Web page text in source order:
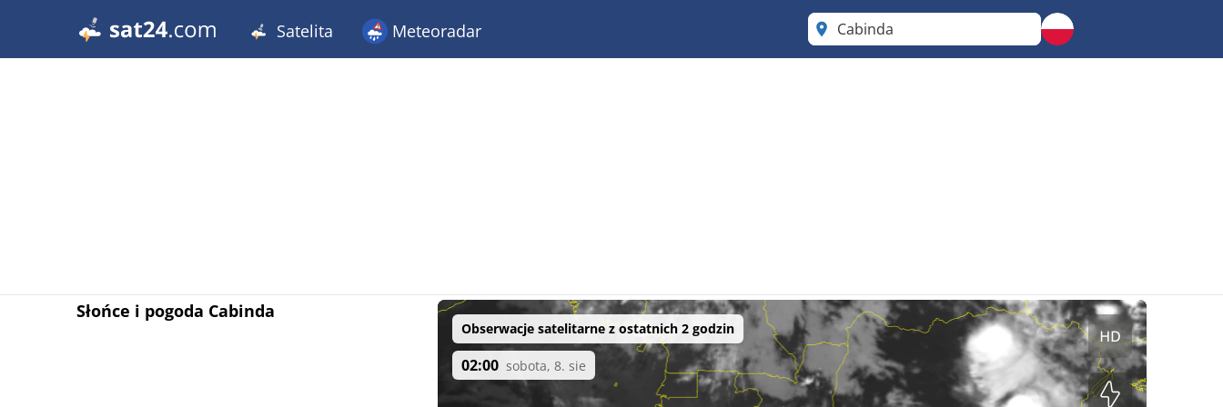
Satelita Meteoradar Cabinda
Słońce i pogoda Cabinda
Obserwacje satelitarne z ostatnich 2 godzin
02:00 sobota, 8. sie